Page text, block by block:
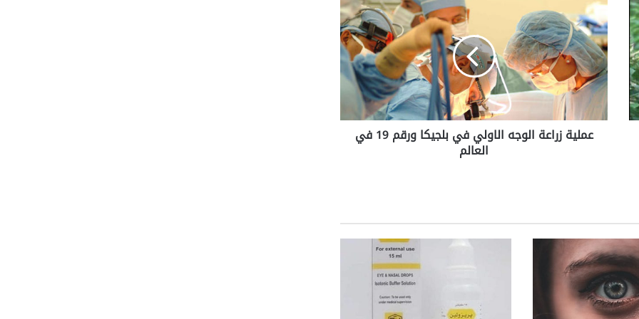
ل
ي
ة
ز
ر
ا
ع
ا
ل
ا
و
ل
ي
ف
عملية زراعة الوجه الاولي في بلجيكا ورقم 19 في
العالم